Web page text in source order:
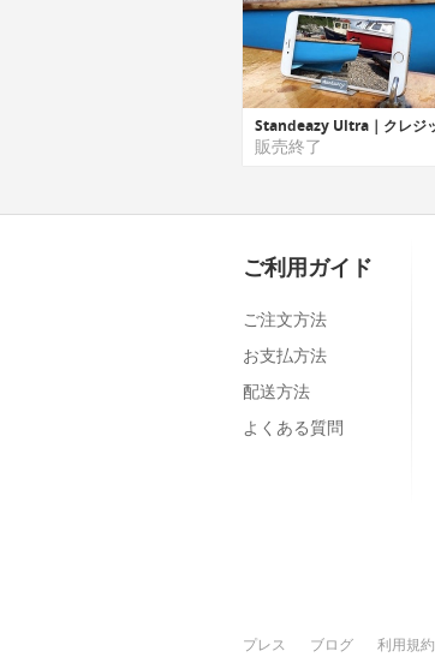
販売終了
ご利用ガイド
ご注文方法
お支払方法
配送方法
よくある質問
プレス ブログ 利用規約